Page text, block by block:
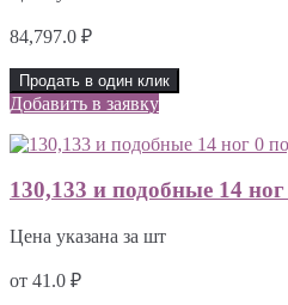
84,797.0 ₽
Продать в один клик
Добавить в заявку
130,133 и подобные 14
Цена указана за шт
от 41.0 ₽